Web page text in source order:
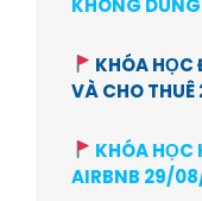
KHÔNG
KHÓA HỌC
VÀ CHO
KHÓA HỌC
AIRBNB 29/